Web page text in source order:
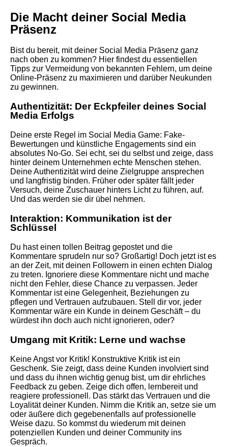
Die Macht deiner Social Media
Präsenz
Bist du bereit, mit deiner Social Media Präsenz ganz
nach oben zu kommen? Hier findest du essentiellen
Tipps zur Vermeidung von bekannten Fehlern, um deine
Online-Präsenz zu maximieren und darüber Neukunden
zu gewinnen.
Authentizität: Der Eckpfeiler deines Social
Media Erfolgs
Deine erste Regel im Social Media Game: Fake-
Bewertungen und künstliche Engagements sind ein
absolutes No-Go. Sei echt, sei du selbst und zeige, dass
hinter deinem Unternehmen echte Menschen stehen.
Deine Authentizität wird deine Zielgruppe ansprechen
und langfristig binden. Früher oder später fällt jeder
Versuch, deine Zuschauer hinters Licht zu führen, auf.
Und das werden sie dir übel nehmen.
Interaktion: Kommunikation ist der
Schlüssel
Du hast einen tollen Beitrag gepostet und die
Kommentare sprudeln nur so? Großartig! Doch jetzt ist es
an der Zeit, mit deinen Followern in einen echten Dialog
zu treten. Ignoriere diese Kommentare nicht und mache
nicht den Fehler, diese Chance zu verpassen. Jeder
Kommentar ist eine Gelegenheit, Beziehungen zu
pflegen und Vertrauen aufzubauen. Stell dir vor, jeder
Kommentar wäre ein Kunde in deinem Geschäft – du
würdest ihn doch auch nicht ignorieren, oder?
Umgang mit Kritik: Lerne und wachse
Keine Angst vor Kritik! Konstruktive Kritik ist ein
Geschenk. Sie zeigt, dass deine Kunden involviert sind
und dass du ihnen wichtig genug bist, um dir ehrliches
Feedback zu geben. Zeige dich offen, lernbereit und
reagiere professionell. Das stärkt das Vertrauen und die
Loyalität deiner Kunden. Nimm die Kritik an, setze sie um
oder äußere dich gegebenenfalls auf professionelle
Weise dazu. So kommst du wiederum mit deinen
potenziellen Kunden und deiner Community ins
Gespräch.